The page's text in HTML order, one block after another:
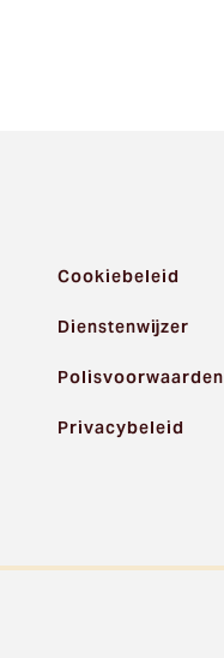
Cookiebeleid
Dienstenwijzer
Polisvoorwaarden
Privacybeleid